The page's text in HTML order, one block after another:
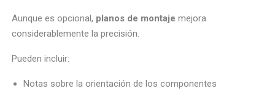
Aunque es opcional, planos de montaje mejora
considerablemente la precisión.
Pueden incluir:
Notas sobre la orientación de los componentes